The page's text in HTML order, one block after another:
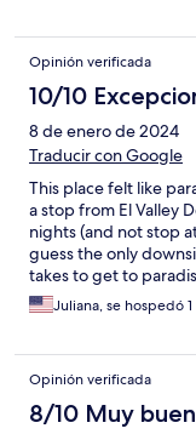
Opinión verificada
10/10
8 de enero de 2024
Traducir con Google
This place felt like
a stop from El Valley
nights (and not stop
guess the only
takes to get to
Juliana, se hospedó
Opinión verificada
8/10 Muy